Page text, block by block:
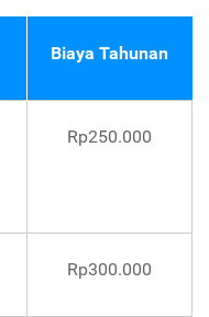
Biaya Tahunan
Rp250.000
Rp300.000